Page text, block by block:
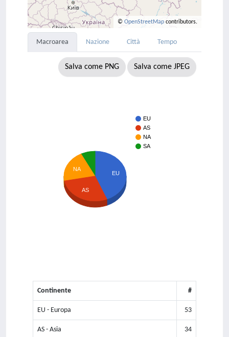
© OpenStreetMap contributors.
Macroarea Nazione Città Tempo
Salva come PNG Salva come JPEG
EU
AS
NA
SA
EU
NA
AS
Continente #
EU - Europa 53
AS - Asia 34